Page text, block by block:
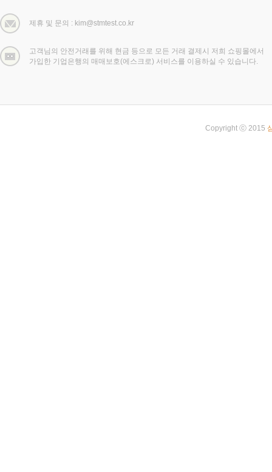
제휴 및 문의 : kim@stmtest.co.kr
고객님의 안전거래를 위해 현금 등으로 모든 거래 결제시 저희 쇼핑몰에서
가입한 기업은행의 매매보호(에스크로) 서비스를 이용하실 수 있습니다.
Copyright ⓒ 2015